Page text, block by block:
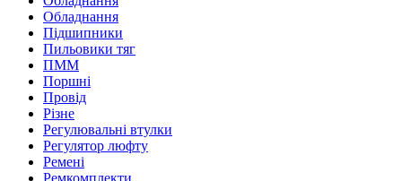
Обладнання
Підшипники
Пильовики тяг
ПММ
Поршні
Провід
Різне
Регулювальні втулки
Регулятор люфту
Ремені
Ремкомплекти